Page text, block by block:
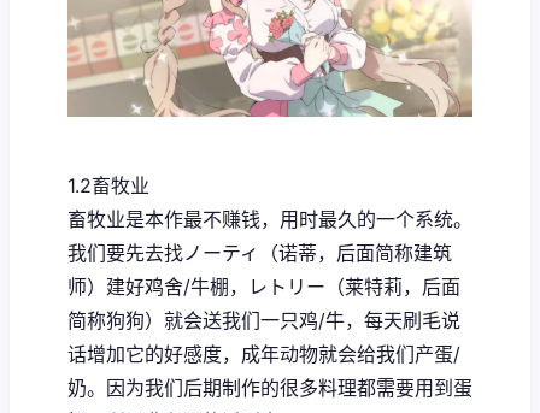
1.2畜牧业
畜牧业是本作最不赚钱，用时最久的一个系统。
我们要先去找ノーティ（诺蒂，后面简称建筑
师）建好鸡舍/牛棚，レトリー（莱特莉，后面
简称狗狗）就会送我们一只鸡/牛，每天刷毛说
话增加它的好感度，成年动物就会给我们产蛋/
奶。因为我们后期制作的很多料理都需要用到蛋